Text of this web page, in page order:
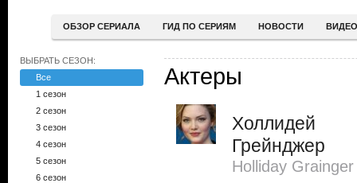
ОБЗОР СЕРИАЛА ГИД ПО СЕРИЯМ НОВОСТИ ВИДЕО
ВЫБРАТЬ СЕЗОН:
Все
1 сезон
2 сезон
3 сезон
4 сезон
5 сезон
6 сезон
Актеры
Холлидей
Грейнджер
Holliday Grainger